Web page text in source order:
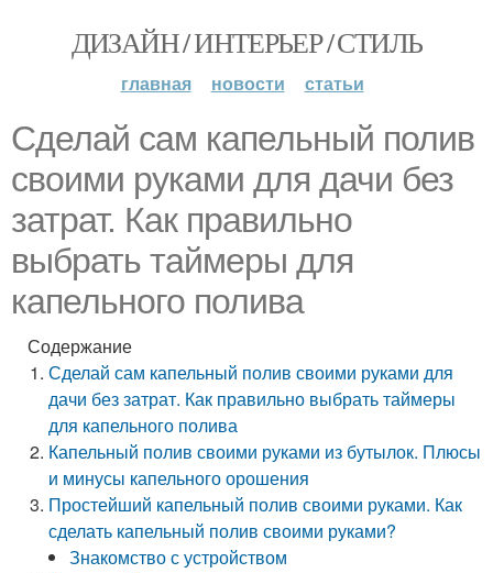
ДИЗАЙН / ИНТЕРЬЕР / СТИЛЬ
главная новости статьи
Сделай сам капельный полив
своими руками для дачи без
затрат. Как правильно
выбрать таймеры для
капельного полива
Содержание
Сделай сам капельный полив своими руками для
дачи без затрат. Как правильно выбрать таймеры
для капельного полива
Капельный полив своими руками из бутылок. Плюсы
и минусы капельного орошения
Простейший капельный полив своими руками. Как
сделать капельный полив своими руками?
Знакомство с устройством